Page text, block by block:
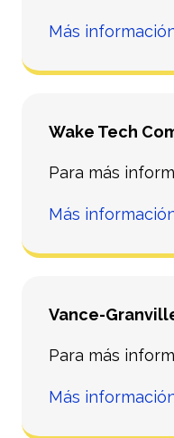
Más
Wake Tech
Para más
Más
Vance-
Para más
Más